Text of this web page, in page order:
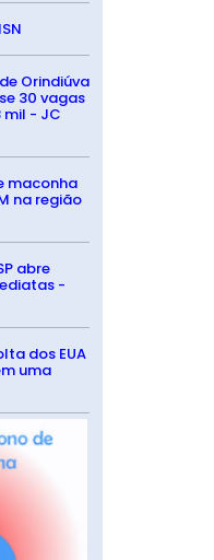
Orindiúva
30 vagas
mil - JC
maconha
na região
abre
-
dos EUA
uma